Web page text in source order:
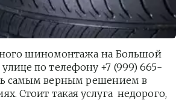
шиномонтажа на Большой
по телефону +7 (999) 665-
самым верным решением в
Стоит такая услуга  недорого,